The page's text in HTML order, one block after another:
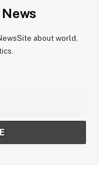
about world,